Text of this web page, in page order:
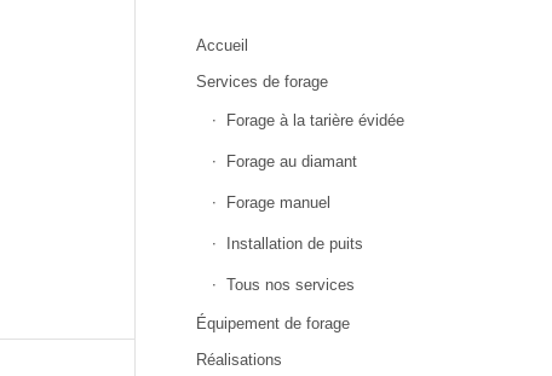
Accueil
Services de forage
Forage à la tarière évidée
Forage au diamant
Forage manuel
Installation de puits
Tous nos services
Équipement de forage
Réalisations